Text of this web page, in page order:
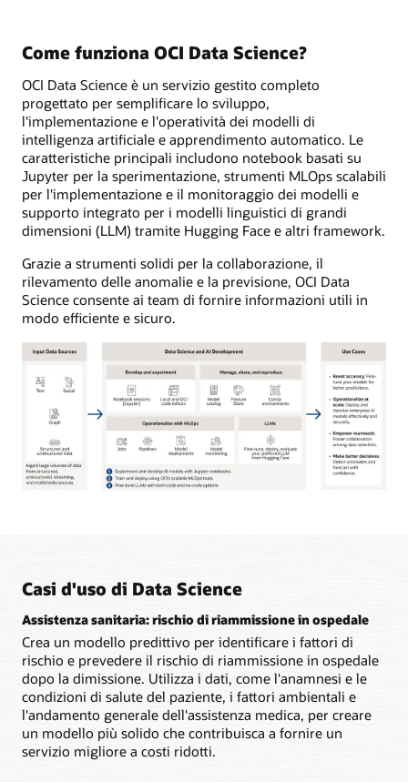
Come funziona OCI Data Science?
OCI Data Science è un servizio gestito completo
progettato per semplificare lo sviluppo,
l'implementazione e l'operatività dei modelli di
intelligenza artificiale e apprendimento automatico. Le
caratteristiche principali includono notebook basati su
Jupyter per la sperimentazione, strumenti MLOps scalabili
per l'implementazione e il monitoraggio dei modelli e
supporto integrato per i modelli linguistici di grandi
dimensioni (LLM) tramite Hugging Face e altri framework.
Grazie a strumenti solidi per la collaborazione, il
rilevamento delle anomalie e la previsione, OCI Data
Science consente ai team di fornire informazioni utili in
modo efficiente e sicuro.
Casi d'uso di Data Science
Assistenza sanitaria: rischio di riammissione in ospedale
Crea un modello predittivo per identificare i fattori di
rischio e prevedere il rischio di riammissione in ospedale
dopo la dimissione. Utilizza i dati, come l'anamnesi e le
condizioni di salute del paziente, i fattori ambientali e
l'andamento generale dell'assistenza medica, per creare
un modello più solido che contribuisca a fornire un
servizio migliore a costi ridotti.